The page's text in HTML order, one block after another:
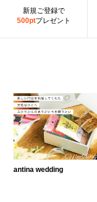
新規ご登録で
500ptプレゼント
antina wedding